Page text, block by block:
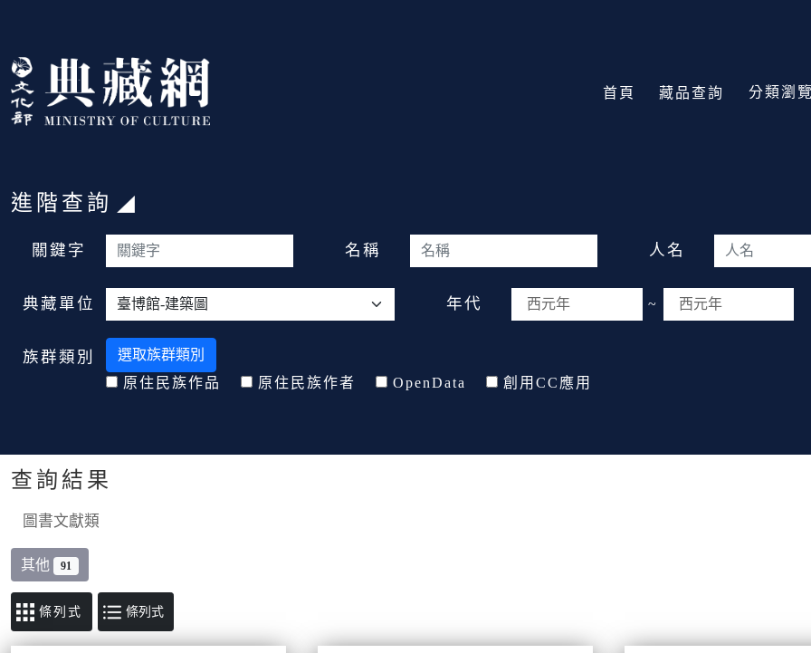
::: 首頁 藏品查詢 分類瀏
:::
進階查詢
關鍵字 名稱 人名
典藏單位 年代 ~
族群類別
選取族群類別
原住民族作品
原住民族作者 OpenData 創用CC應用
查詢結果
圖書文獻類
其他 91
條列式